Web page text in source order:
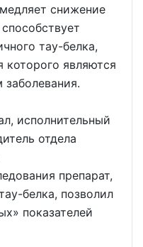
снижение
тау-белка,
которого являются
исполнительный
отдела
препарат,
белка, позволил
показателей